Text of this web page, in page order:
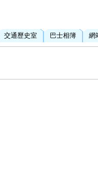
交通歷史室 巴士相簿 網